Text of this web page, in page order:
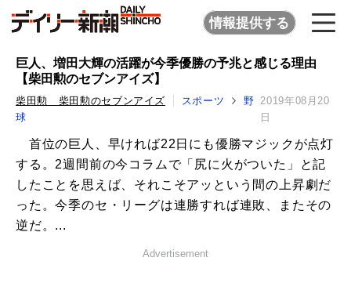
情報提供する
巨人、増田大輝の活躍が今季優勝の予兆と感じる理由
【柴田勲のセブンアイズ】
柴田勲 柴田勲のセブンアイズ スポーツ
野
球
2019年08月20
日
首位の巨人、早ければ22日にも優勝マジックが点灯
する。2週間前の今コラムで「尻に火がついた」と記
したことを思えば、それこそアッという間の上昇劇だ
った。今季のセ・リーグは連勝すれば連敗、またその
逆だ。...
Advertisement